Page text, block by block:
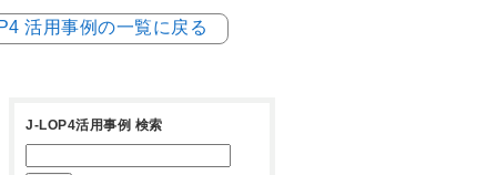
活用事例の一覧に戻る
J-LOP4活用事例 検索